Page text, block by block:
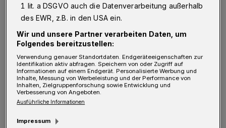
T icketpreis, Ausbau, Sicherheit,
Barrierefreiheit, Hygiene und Komfort –
es ist bereits eine Auswahl an Themen im
öffentlichen Nahverkehr vorbereitet, die von
Passantinnen und Passanten ausgewählt, mit
1 lit. a DSGVO auch die Datenverarbeitung außerhalb
des EWR, z.B. in den USA ein.
Wir und unsere Partner verarbeiten Daten, um
Folgendes bereitzustellen:
Verwendung genauer Standortdaten. Endgeräteeigenschaften zur
Identifikation aktiv abfragen. Speichern von oder Zugriff auf
Informationen auf einem Endgerät. Personalisierte Werbung und
Inhalte, Messung von Werbeleistung und der Performance von
Inhalten, Zielgruppenforschung sowie Entwicklung und
Verbesserung von Angeboten.
Ausführliche Informationen
Impressum